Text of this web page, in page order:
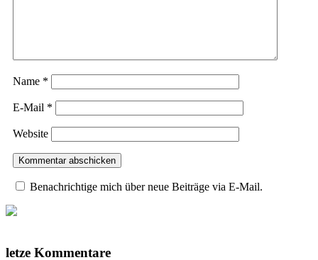
Name *
E-Mail *
Website
Benachrichtige mich über neue Beiträge via E-Mail.
letze Kommentare